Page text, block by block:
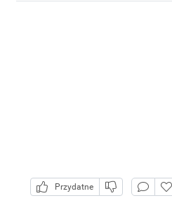
Przydatne